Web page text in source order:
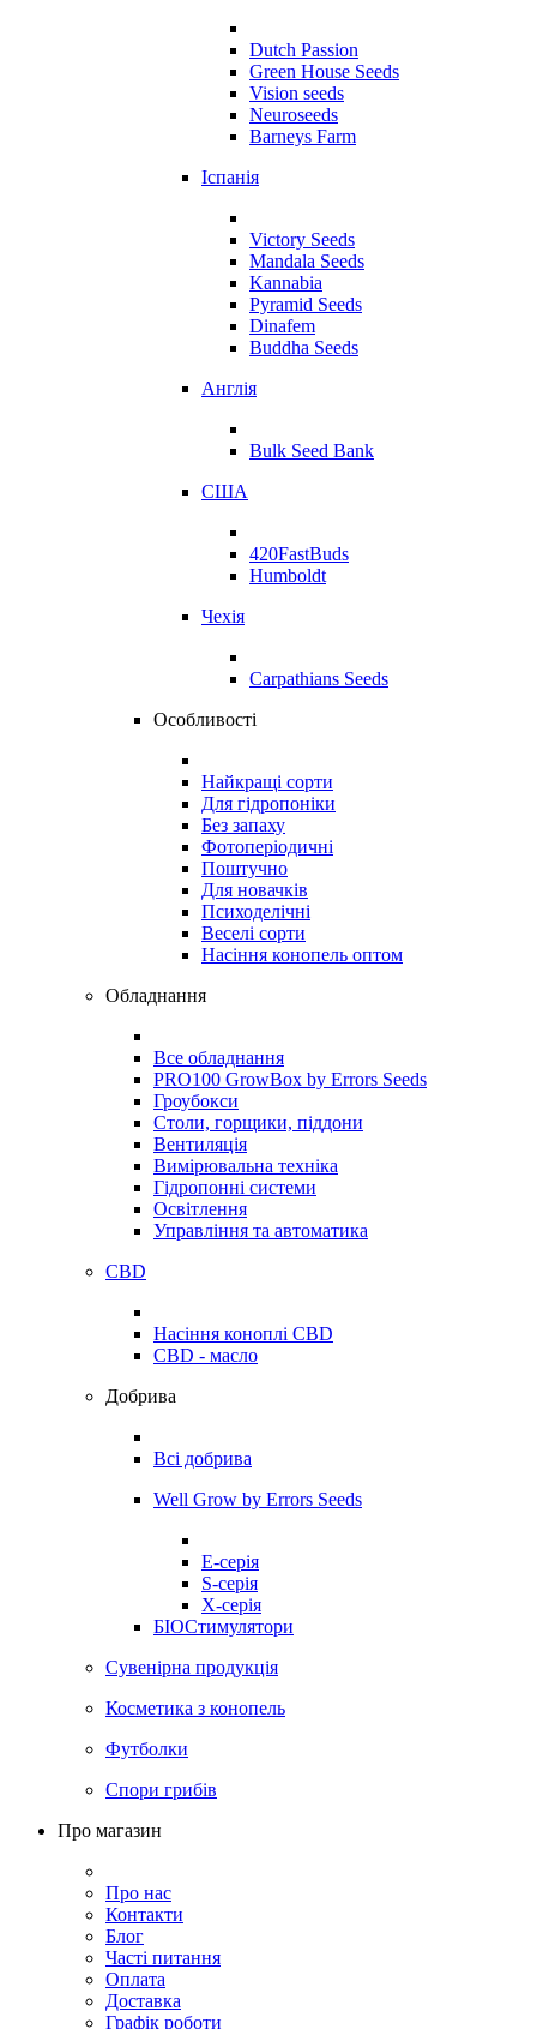
Dutch Passion
Green House Seeds
Vision seeds
Neuroseeds
Barneys Farm
Іспанія
Victory Seeds
Mandala Seeds
Kannabia
Pyramid Seeds
Dinafem
Buddha Seeds
Англія
Bulk Seed Bank
США
420FastBuds
Humboldt
Чехія
Carpathians Seeds
Особливості
Найкращі сорти
Для гідропоніки
Без запаху
Фотоперіодичні
Поштучно
Для новачків
Психоделічні
Веселі сорти
Насіння конопель оптом
Обладнання
Все обладнання
PRO100 GrowBox by Errors Seeds
Гроубокси
Столи, горщики, піддони
Вентиляція
Вимірювальна техніка
Гідропонні системи
Освітлення
Управління та автоматика
CBD
Насіння коноплі CBD
CBD - масло
Добрива
Всі добрива
Well Grow by Errors Seeds
E-серія
S-серія
X-серія
БІОСтимулятори
Сувенірна продукція
Косметика з конопель
Футболки
Спори грибів
Про магазин
Про нас
Контакти
Блог
Часті питання
Оплата
Доставка
Графік роботи